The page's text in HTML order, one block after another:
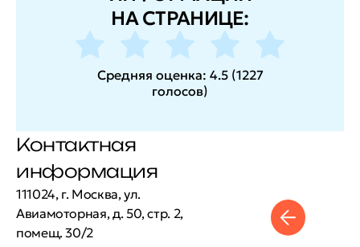
НА СТРАНИЦЕ:
Средняя оценка: 4.5(1227
голосов)
Контактная
информация
111024, г. Москва, ул.
Авиамоторная, д. 50, стр. 2,
помещ. 30/2